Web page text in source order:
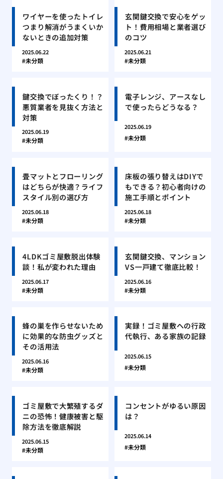
ワイヤーを使ったトイレ
つまり解消がうまくいか
ないときの追加対策
2025.06.22
未分類
玄関鍵交換で安心をゲッ
ト！費用相場と業者選び
のコツ
2025.06.21
未分類
鍵交換でぼったくり！？
悪質業者を見抜く方法と
対策
2025.06.19
未分類
電子レンジ、アースなし
で使ったらどうなる？
2025.06.19
未分類
畳マットとフローリング
はどちらが快適？ライフ
スタイル別の選び方
2025.06.18
未分類
床板の張り替えはDIYで
もできる？初心者向けの
施工手順とポイント
2025.06.18
未分類
4LDKゴミ屋敷脱出体験
談！私が変われた理由
2025.06.17
未分類
玄関鍵交換、マンション
VS一戸建て徹底比較！
2025.06.16
未分類
蜂の巣を作らせないため
に効果的な防虫グッズと
その活用法
2025.06.16
未分類
実録！ゴミ屋敷への行政
代執行、ある家族の記録
2025.06.15
未分類
ゴミ屋敷で大繁殖するダ
ニの恐怖！健康被害と駆
除方法を徹底解説
2025.06.15
未分類
コンセントがゆるい原因
は？
2025.06.14
未分類